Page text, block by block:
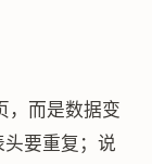
，而是数据变
要重复；说